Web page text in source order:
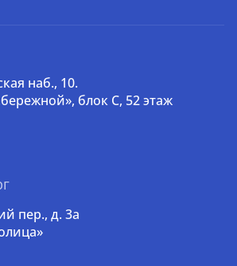
наб., 10.
блок С, 52 этаж
пер., д. 3a